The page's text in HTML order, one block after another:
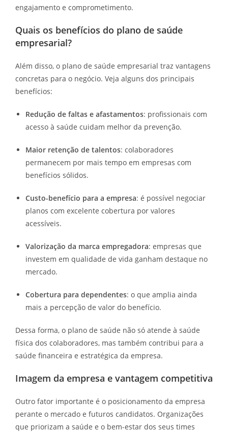
engajamento e comprometimento.
Quais os benefícios do plano de saúde
empresarial?
Além disso, o plano de saúde empresarial traz vantagens
concretas para o negócio. Veja alguns dos principais
benefícios:
Redução de faltas e afastamentos: profissionais com
acesso à saúde cuidam melhor da prevenção.
Maior retenção de talentos: colaboradores
permanecem por mais tempo em empresas com
benefícios sólidos.
Custo-benefício para a empresa: é possível negociar
planos com excelente cobertura por valores
acessíveis.
Valorização da marca empregadora: empresas que
investem em qualidade de vida ganham destaque no
mercado.
Cobertura para dependentes: o que amplia ainda
mais a percepção de valor do benefício.
Dessa forma, o plano de saúde não só atende à saúde
física dos colaboradores, mas também contribui para a
saúde financeira e estratégica da empresa.
Imagem da empresa e vantagem competitiva
Outro fator importante é o posicionamento da empresa
perante o mercado e futuros candidatos. Organizações
que priorizam a saúde e o bem-estar dos seus times